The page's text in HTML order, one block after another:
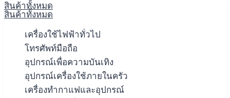
สินค้าทั้งหมด
สินค้าทั้งหมด
เครื่องใช้ไฟฟ้าทั่วไป
โทรศัพท์มือถือ
อุปกรณ์เพื่อความบันเทิง
อุปกรณ์เครื่องใช้ภายในครัว
เครื่องทำกาแฟและอุปกรณ์